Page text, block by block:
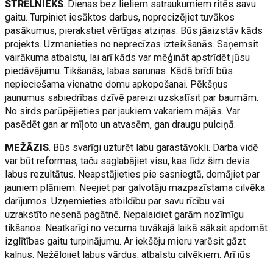
STRĒLNIEKS. Dienas bez lieliem satraukumiem ritēs savu
gaitu. Turpiniet iesāktos darbus, noprecizējiet tuvākos
pasākumus, pierakstiet vērtīgas atziņas. Būs jāaizstāv kāds
projekts. Uzmanieties no neprecīzas izteikšanās. Saņemsit
vairākuma atbalstu, lai arī kāds var mēģināt apstrīdēt jūsu
piedāvājumu. Tikšanās, labas sarunas. Kādā brīdī būs
nepieciešama vienatne domu apkopošanai. Pēkšņus
jaunumus sabiedrības dzīvē pareizi uzskatīsit par baumām.
No sirds parūpējieties par jaukiem vakariem mājās. Var
pasēdēt gan ar mīļoto un atvasēm, gan draugu pulciņā.
MEŽĀZIS. Būs svarīgi uzturēt labu garastāvokli. Darba vidē
var būt reformas, taču saglabājiet visu, kas līdz šim devis
labus rezultātus. Neapstājieties pie sasniegtā, domājiet par
jauniem plāniem. Neejiet par galvotāju mazpazīstama cilvēka
darījumos. Uzņemieties atbildību par savu rīcību vai
uzrakstīto nesenā pagātnē. Nepalaidiet garām nozīmīgu
tikšanos. Neatkarīgi no vecuma tuvākajā laikā sāksit apdomāt
izglītības gaitu turpinājumu. Ar iekšēju mieru varēsit gāzt
kalnus. Nežēlojiet labus vārdus, atbalstu cilvēkiem. Arī jūs